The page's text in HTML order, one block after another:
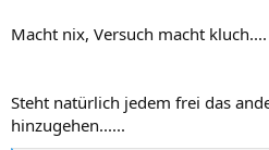
Macht nix, Versuch macht kluch....
Steht natürlich jedem frei das
hinzugehen......